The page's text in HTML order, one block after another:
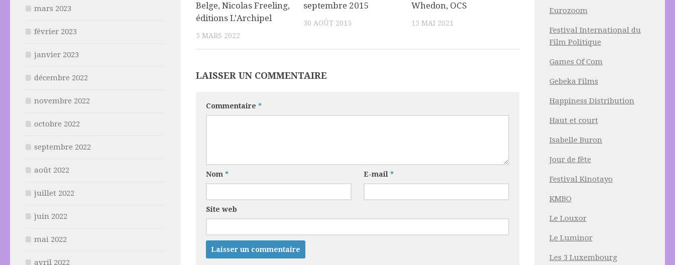
Belge, Nicolas Freeling,
éditions L’Archipel
5 MARS 2022
septembre 2015
30 AOÛT 2015
Whedon, OCS
15 MAI 2021
LAISSER UN COMMENTAIRE
Commentaire *
Nom * E-mail*
Site web
mars 2023
février 2023
janvier 2023
décembre 2022
novembre 2022
octobre 2022
septembre 2022
août 2022
juillet 2022
juin 2022
mai 2022
avril 2022
Eurozoom
Festival International du
Film Politique
Games Of Com
Gebeka Films
Happiness Distribution
Haut et court
Isabelle Buron
Jour de fête
Festival Kinotayo
KMBO
Le Louxor
Le Luminor
Les 3 Luxembourg